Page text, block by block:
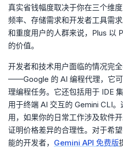
真实省钱幅度取决于你在三个维
频率、存储需求和开发者工具需
和重度用户的人群来说，Plus 以
的价值。
开发者和技术用户面临的情况完
——Google 的 AI 编程代理，它
理编程任务。它还包括用于 IDE
用于终端 AI 交互的 Gemini CLI
用，如果你的日常工作涉及软件
证明价格差异的合理性。对于希
能的开发者， Gemini API 免费版